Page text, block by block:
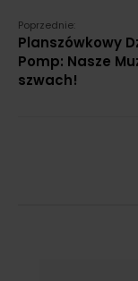
Poprzednie:
Planszówkowy
Pomp: Nasze
szwach!